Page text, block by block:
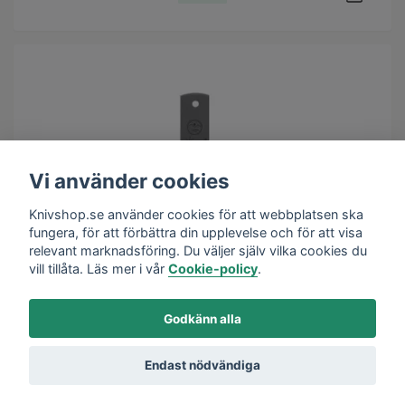
Vi använder cookies
Knivshop.se använder cookies för att webbplatsen ska
fungera, för att förbättra din upplevelse och för att visa
relevant marknadsföring. Du väljer själv vilka cookies du
vill tillåta. Läs mer i vår Cookie-policy.
Godkänn alla
Endast nödvändiga